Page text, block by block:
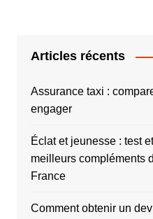
Articles récents
Assurance taxi :
engager
Éclat et jeunesse : test
meilleurs compléments
France
Comment obtenir un